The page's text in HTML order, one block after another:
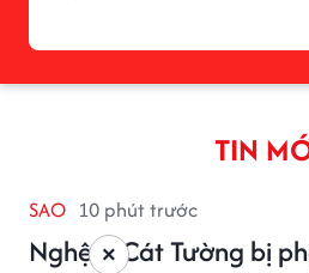
TIN
SAO 10 phút trước
Nghệ sĩ Cát Tường bị
×